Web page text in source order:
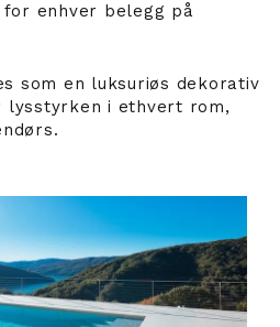
enhver belegg på
som en luksuriøs dekorativ
lysstyrken i ethvert rom,